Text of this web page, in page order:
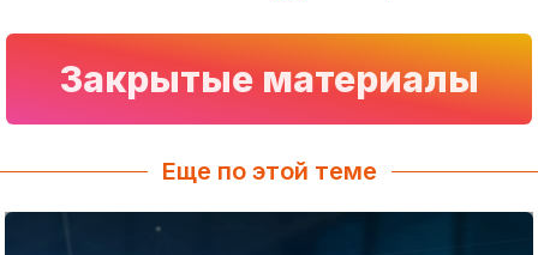
Закрытые материалы
Еще по этой теме